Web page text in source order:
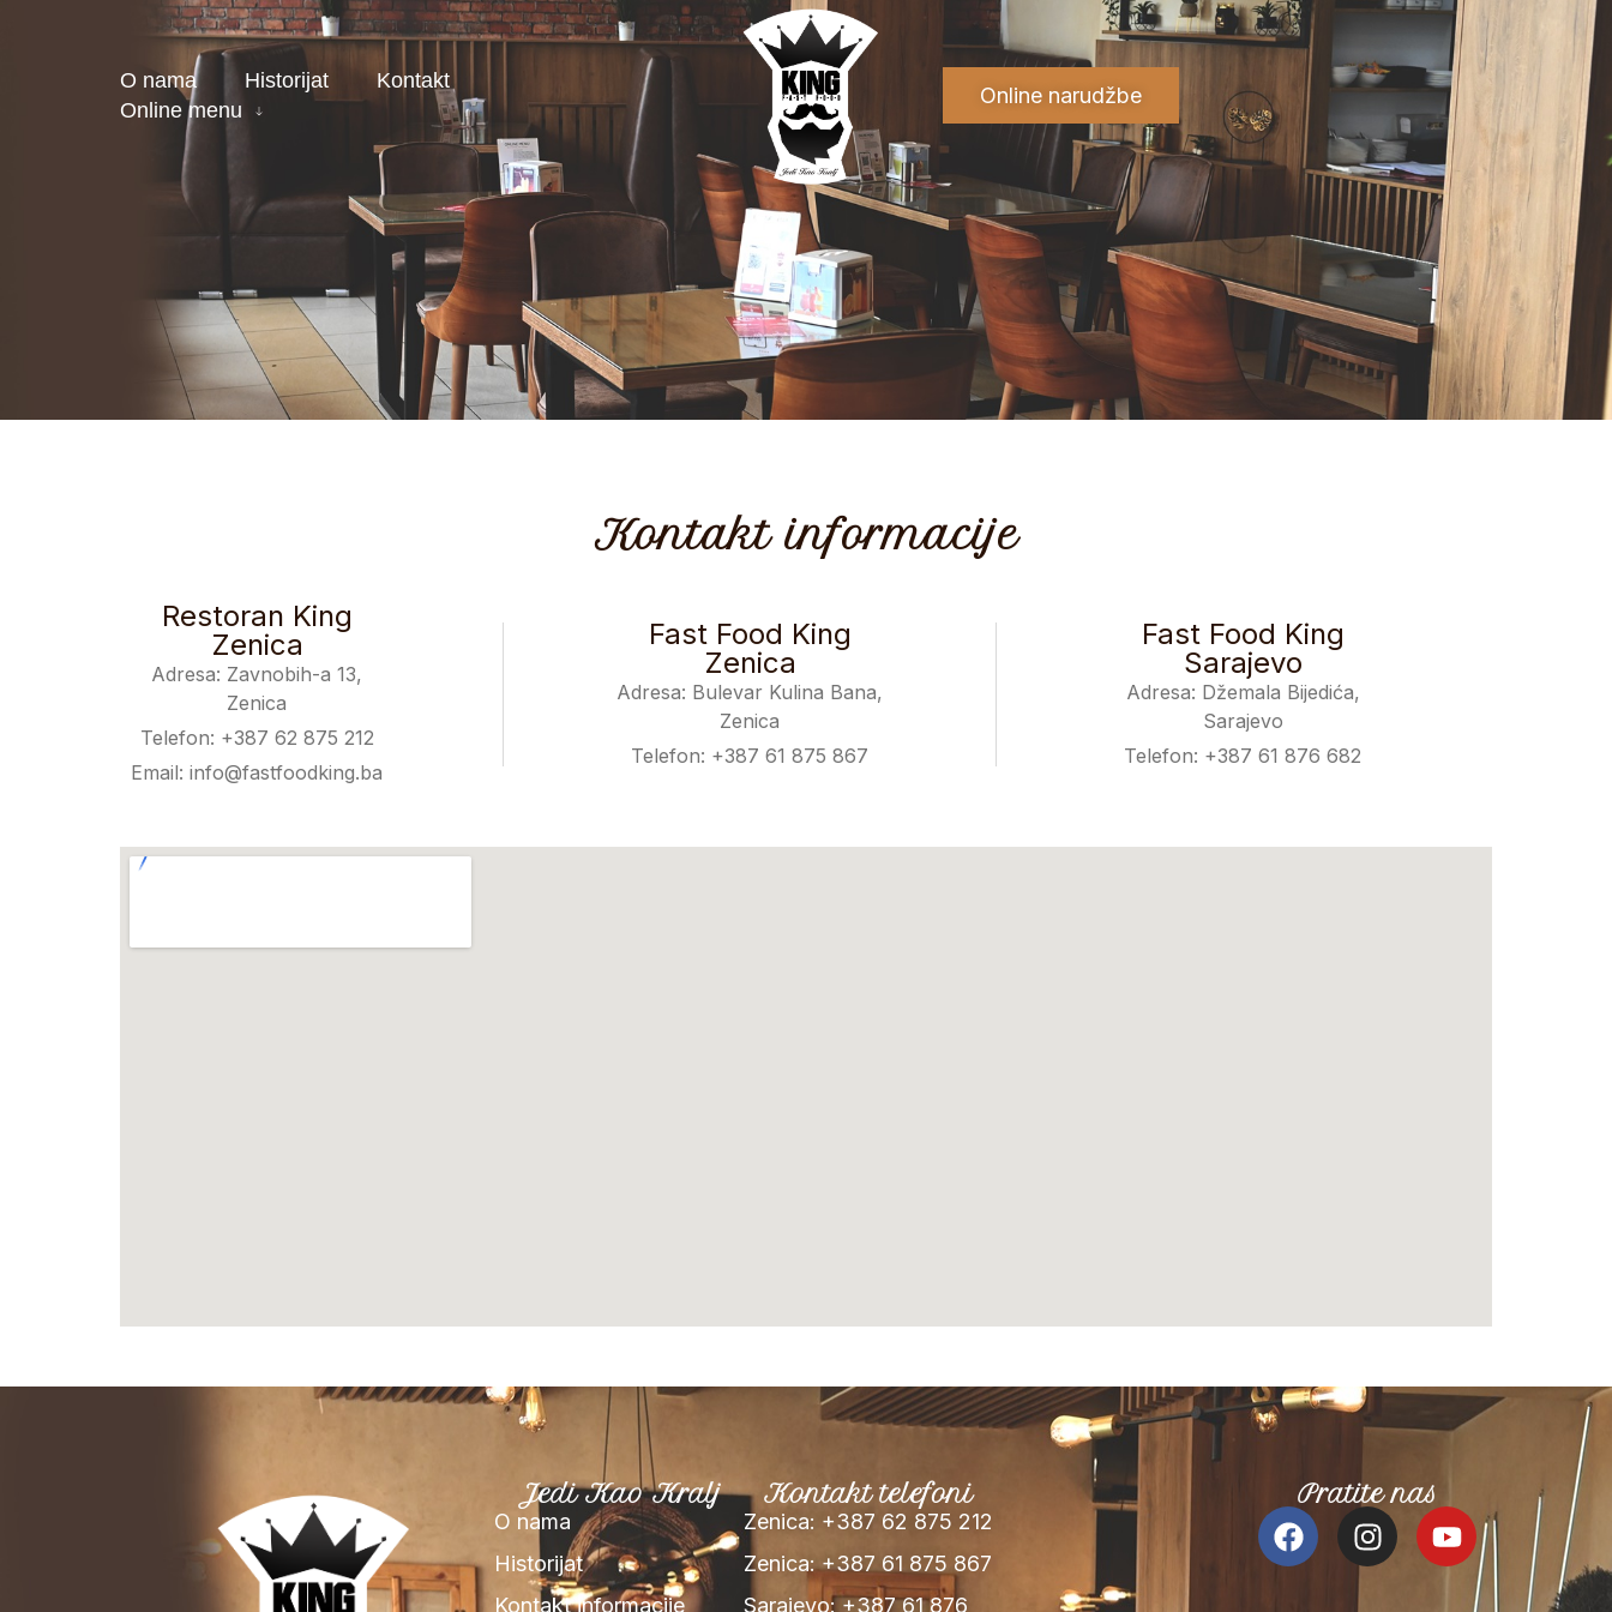
O nama Historijat
Kontakt
Online menu
Online narudžbe
Kontakt informacije
Restoran King
Zenica
Adresa: Zavnobih-a 13,
Zenica
Telefon: +387 62 875 212
Email: info@fastfoodking.ba
Fast Food King
Zenica
Adresa: Bulevar Kulina Bana,
Zenica
Telefon: +387 61 875 867
Fast Food King
Sarajevo
Adresa: Džemala Bijedića,
Sarajevo
Telefon: +387 61 876 682
Jedi Kao Kralj
O nama
Historijat
Kontakt informacije
Kontakt telefoni
Zenica: +387 62 875 212
Zenica: +387 61 875 867
Sarajevo: +387 61 876
Pratite nas